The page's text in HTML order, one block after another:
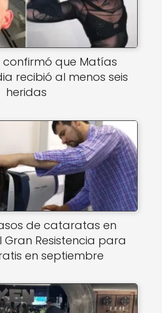
que Matías
recibió al menos seis
heridas
de cataratas en
Resistencia para
en septiembre